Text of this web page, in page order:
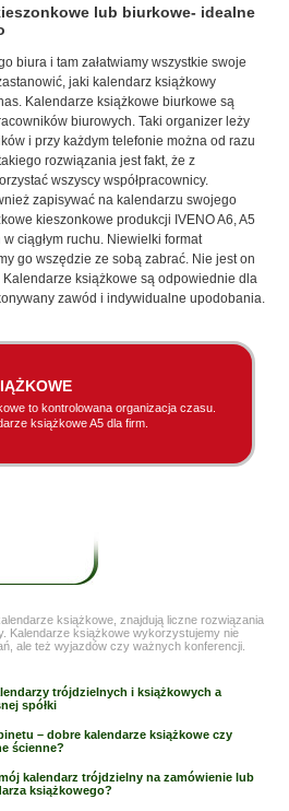
lub biurkowe- idealne
biura i tam załatwiamy wszystkie swoje
jaki kalendarz książkowy
Kalendarze książkowe biurkowe są
biurowych. Taki organizer leży
i przy każdym telefonie można od razu
rozwiązania jest fakt, że z
wszyscy współpracownicy.
zapisywać na kalendarzu swojego
kieszonkowe produkcji IVENO A6, A5
ciągłym ruchu. Niewielki format
go wszędzie ze sobą zabrać. Nie jest on
książkowe są odpowiednie dla
zawód i indywidualne upodobania.
to kontrolowana organizacja czasu.
książkowe A5 dla firm.
książkowe, znajdują liczne rozwiązania
Kalendarze książkowe wykorzystujemy nie
ale też wyjazdów czy ważnych konferencji.
trójdzielnych i książkowych a
spółki
– dobre kalendarze książkowe czy
ścienne?
kalendarz trójdzielny na zamówienie lub
książkowego?